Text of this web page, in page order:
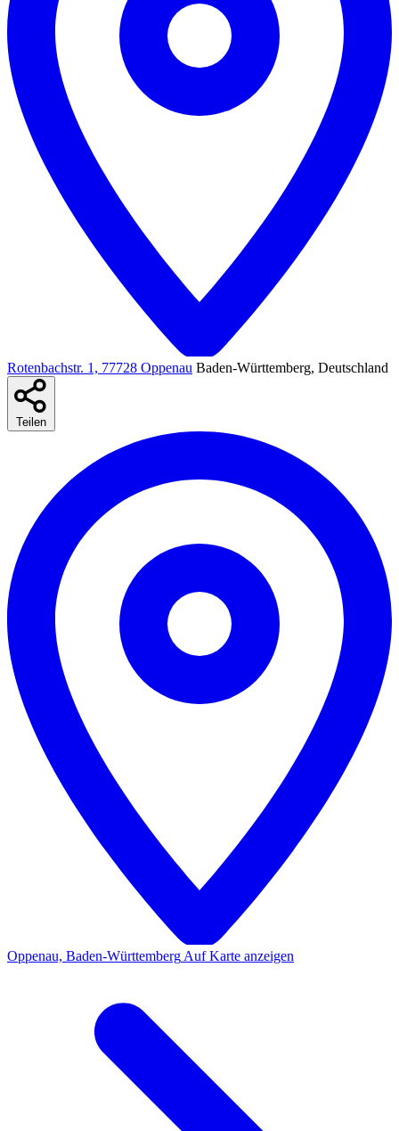
Rotenbachstr. 1, 77728 Oppenau Baden-Württemberg, Deutschland
Teilen
Oppenau, Baden-Württemberg Auf Karte anzeigen